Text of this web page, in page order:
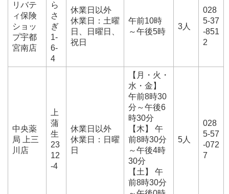
リバテ
ィ保険
ショッ
プ宇都
宮南店
ら
さ
ぎ
1-
6-
4
休業日以外
休業日：土曜
日、日曜日、
祝日
午前10時
～午後5時
3人
028
5-37
-851
2
中央薬
局 上三
川店
上
蒲
生
23
12
-4
休業日以外
休業日：日曜
日
【月・火・
水・金】
午前8時30
分～午後6
時30分
【木】 午
前8時30分
～午後4時
30分
【土】 午
前8時30分
5人
028
5-57
-072
7